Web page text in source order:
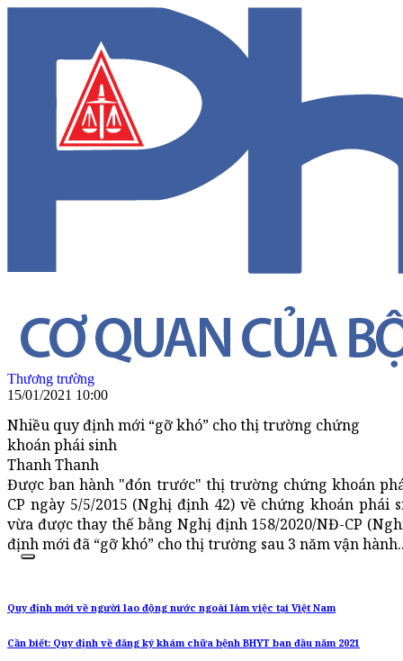
Thương trường
15/01/2021 10:00
Nhiều quy định mới “gỡ khó” cho thị trường chứng
khoán phái sinh
Thanh Thanh
Được ban hành "đón trước" thị trường chứng khoán
CP ngày 5/5/2015 (Nghị định 42) về chứng khoán
vừa được thay thế bằng Nghị định 158/2020/NĐ-CP
định mới đã “gỡ khó” cho thị trường sau 3 năm vận
Quy định mới về người lao động nước ngoài làm việc tại Việt Nam
Cần biết: Quy định về đăng ký khám chữa bệnh BHYT ban đầu năm 2021